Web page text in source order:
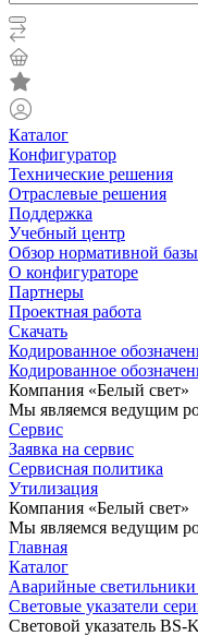
Каталог
Конфигуратор
Технические решения
Отраслевые решения
Поддержка
Учебный центр
Обзор нормативной базы
О конфигураторе
Партнеры
Проектная работа
Скачать
Кодированное
Кодированное
Компания «Белый свет»
Мы являемся ведущим
Сервис
Заявка на сервис
Сервисная политика
Утилизация
Компания «Белый свет»
Мы являемся ведущим
Главная
Каталог
Аварийные светильники
Световые указатели
Световой указатель